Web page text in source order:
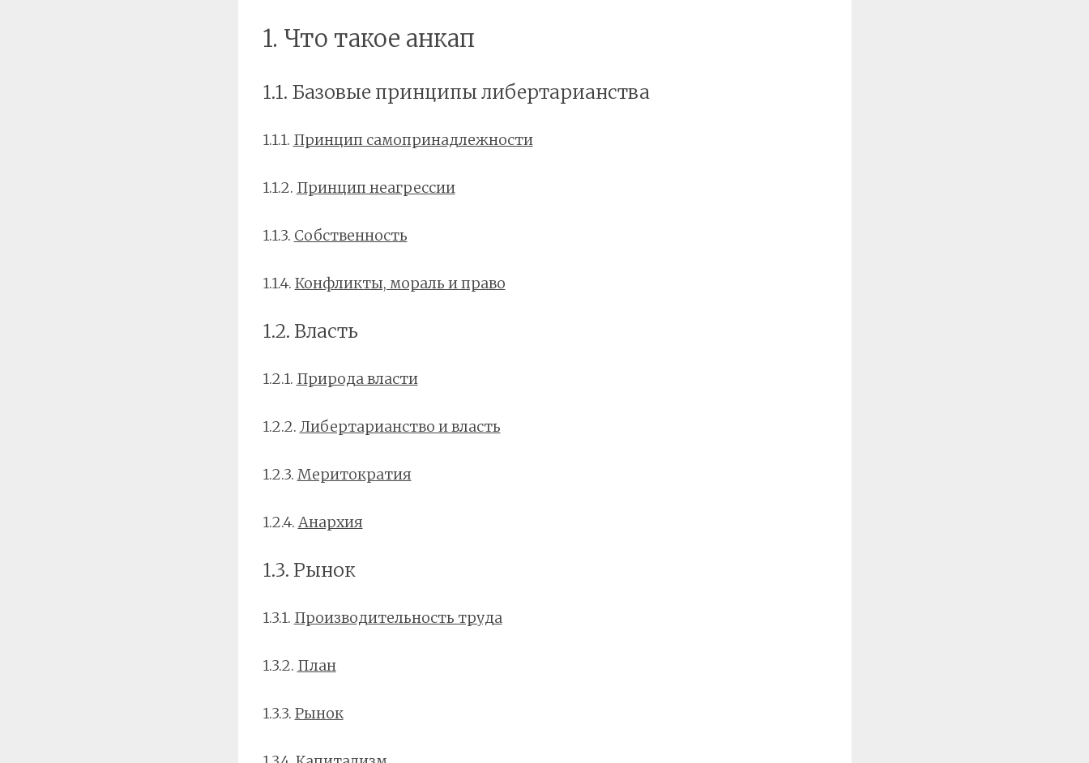
1. Что такое анкап
1.1. Базовые принципы либертарианства
1.1.1. Принцип самопринадлежности
1.1.2. Принцип неагрессии
1.1.3. Собственность
1.1.4. Конфликты, мораль и право
1.2. Власть
1.2.1. Природа власти
1.2.2. Либертарианство и власть
1.2.3. Меритократия
1.2.4. Анархия
1.3. Рынок
1.3.1. Производительность труда
1.3.2. План
1.3.3. Рынок